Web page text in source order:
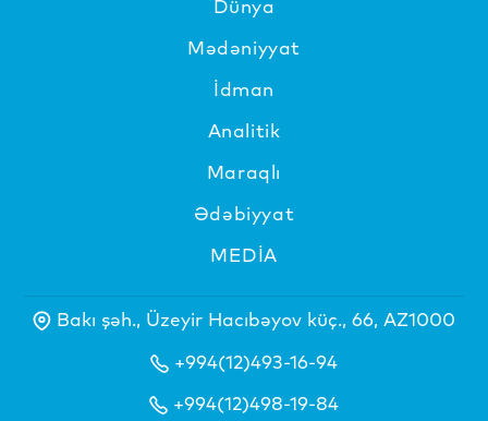
Dünya
Mədəniyyat
İdman
Analitik
Maraqlı
Ədəbiyyat
MEDİA
Bakı şəh., Üzeyir Hacıbəyov küç., 66, AZ1000
+994(12)493-16-94
+994(12)498-19-84